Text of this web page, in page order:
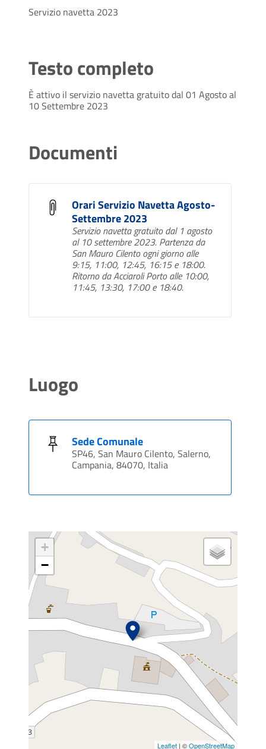
Servizio navetta 2023
Testo completo
È attivo il servizio navetta gratuito dal 01 Agosto al
10 Settembre 2023
Documenti
Orari Servizio Navetta Agosto-
Settembre 2023
Servizio navetta gratuito dal 1 agosto
al 10 settembre 2023. Partenza da
San Mauro Cilento ogni giorno alle
9:15, 11:00, 12:45, 16:15 e 18:00.
Ritorno da Acciaroli Porto alle 10:00,
11:45, 13:30, 17:00 e 18:40.
Luogo
Sede Comunale
SP46, San Mauro Cilento, Salerno,
Campania, 84070, Italia
+
−
Leaflet | ©OpenStreetMap